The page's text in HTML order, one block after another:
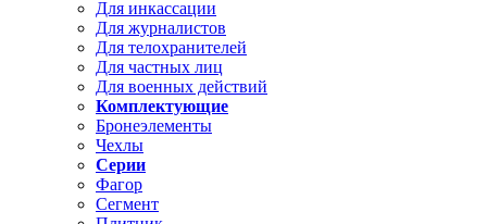
Для инкассации
Для журналистов
Для телохранителей
Для частных лиц
Для военных действий
Комплектующие
Бронеэлементы
Чехлы
Серии
Фагор
Сегмент